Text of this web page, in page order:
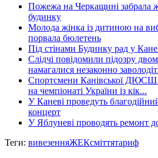
Пожежа на Черкащині забрала
будинку
Молода жінка із дитиною на
порвала бюлетень
Під стінами Будинку рад у
Слідчі повідомили підозру
намагалися незаконно
Спортсмени Канівської ДЮСШ
на чемпіонаті України із кік...
У Каневі проведуть
концерт
У Яблуневі проводять ремонт
Теги: вивезенняЖЕКсміттятариф